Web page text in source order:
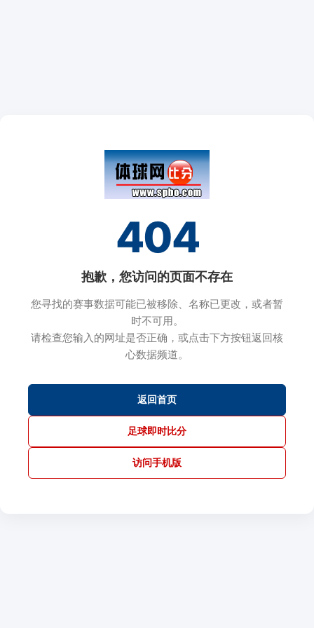
404
抱歉，您访问的页面不存在
您寻找的赛事数据可能已被移除、名称已更改，或者暂
时不可用。
请检查您输入的网址是否正确，或点击下方按钮返回核
心数据频道。
返回首页
足球即时比分
访问手机版